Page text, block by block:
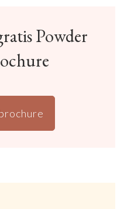
Powder